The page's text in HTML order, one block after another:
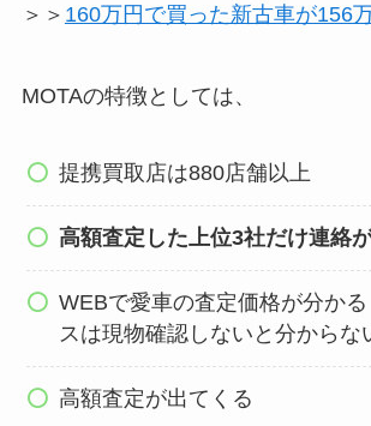
＞＞ 160万円で買った新古車が156
MOTAの特徴としては、
提携買取店は880店舗以上
高額査定した上位3社だけ連絡
WEBで愛車の査定価格が分か
スは現物確認しないと分からな
高額査定が出てくる